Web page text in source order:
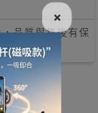
品質與售後有保
×